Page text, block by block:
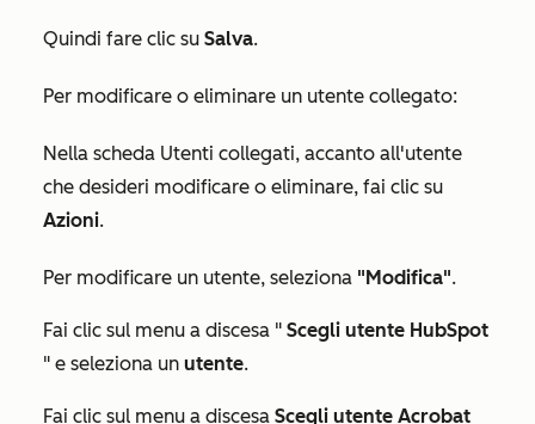
Quindi fare clic su Salva.
Per modificare o eliminare un utente collegato:
Nella scheda Utenti collegati, accanto all'utente
che desideri modificare o eliminare, fai clic su
Azioni.
Per modificare un utente, seleziona "Modifica".
Fai clic sul menu a discesa " Scegli utente HubSpot
" e seleziona un utente.
Fai clic sul menu a discesa Scegli utente Acrobat